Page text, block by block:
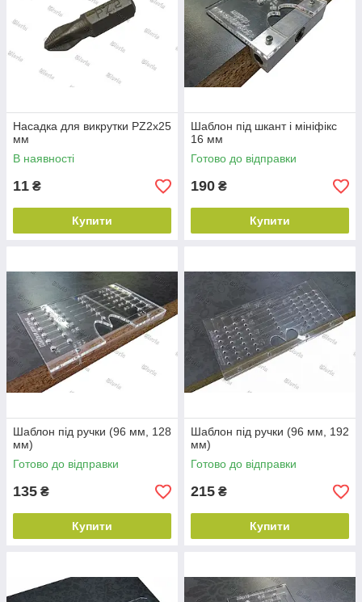
Насадка для викрутки PZ2x25
мм
В наявності
11 ₴
Купити
Шаблон під шкант і мініфікс
16 мм
Готово до відправки
190 ₴
Купити
Шаблон під ручки (96 мм, 128
мм)
Готово до відправки
135 ₴
Купити
Шаблон під ручки (96 мм, 192
мм)
Готово до відправки
215 ₴
Купити